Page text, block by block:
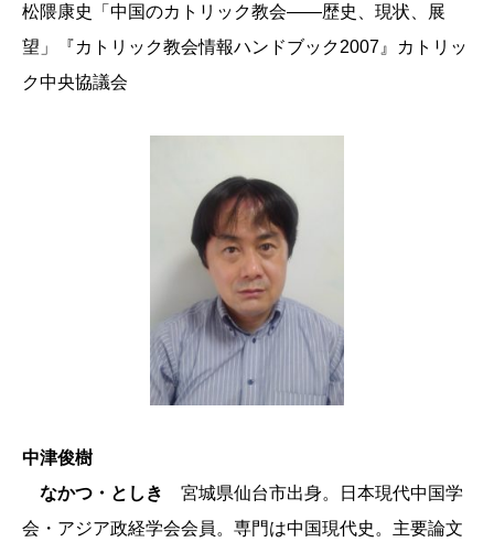
松隈康史「中国のカトリック教会――歴史、現状、展
望」『カトリック教会情報ハンドブック2007』カトリッ
ク中央協議会
中津俊樹
なかつ・としき
宮城県仙台市出身。日本現代中国学
会・アジア政経学会会員。専門は中国現代史。主要論文